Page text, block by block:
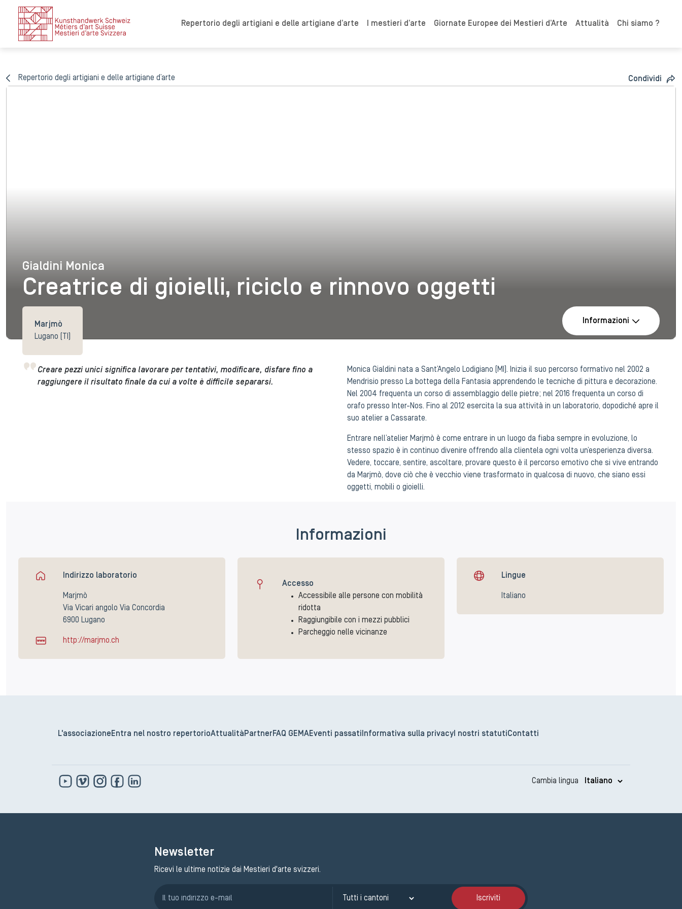
Repertorio degli artigiani e delle artigiane d’arte I mestieri d’arte Giornate Europee dei Mestieri d’Arte Attualità Chi siamo ?
Repertorio degli artigiani e delle artigiane d’arte Condividi
Gialdini Monica
Gialdini Monica
Creatrice di gioielli, riciclo e rinnovo oggetti
Marjmò
Lugano (TI)
Informazioni
Creare pezzi unici significa lavorare per tentativi, modificare, disfare fino a
raggiungere il risultato finale da cui a volte è difficile separarsi.
Monica Gialdini nata a Sant’Angelo Lodigiano (MI). Inizia il suo percorso formativo nel 2002 a
Mendrisio presso La bottega della Fantasia apprendendo le tecniche di pittura e decorazione.
Nel 2004 frequenta un corso di assemblaggio delle pietre; nel 2016 frequenta un corso di
orafo presso Inter-Nos. Fino al 2012 esercita la sua attività in un laboratorio, dopodiché apre il
suo atelier a Cassarate.
Entrare nell’atelier Marjmò è come entrare in un luogo da fiaba sempre in evoluzione, lo
stesso spazio è in continuo divenire offrendo alla clientela ogni volta un’esperienza diversa.
Vedere, toccare, sentire, ascoltare, provare questo è il percorso emotivo che si vive entrando
da Marjmò, dove ciò che è vecchio viene trasformato in qualcosa di nuovo, che siano essi
oggetti, mobili o gioielli.
Informazioni
Indirizzo laboratorio
Marjmò
Via Vicari angolo Via Concordia
6900 Lugano
http://marjmo.ch
Accesso
Accessibile alle persone con mobilità
ridotta
Raggiungibile con i mezzi pubblici
Parcheggio nelle vicinanze
Lingue
Italiano
L'associazione Entra nel nostro repertorioAttualità Partner FAQ GEMAEventi passati Informativa sulla privacy I nostri statuti Contatti
Cambia lingua
Newsletter
Ricevi le ultime notizie dai Mestieri d'arte svizzeri.
Iscriviti